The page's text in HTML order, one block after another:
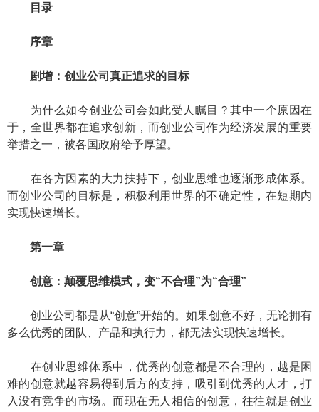
目录
序章
剧增：创业公司真正追求的目标
为什么如今创业公司会如此受人瞩目？其中一个原因在
于，全世界都在追求创新，而创业公司作为经济发展的重要
举措之一，被各国政府给予厚望。
在各方因素的大力扶持下，创业思维也逐渐形成体系。
而创业公司的目标是，积极利用世界的不确定性，在短期内
实现快速增长。
第一章
创意：颠覆思维模式，变“不合理”为“合理”
创业公司都是从“创意”开始的。如果创意不好，无论拥有
多么优秀的团队、产品和执行力，都无法实现快速增长。
在创业思维体系中，优秀的创意都是不合理的，越是困
难的创意就越容易得到后方的支持，吸引到优秀的人才，打
入没有竞争的市场。而现在无人相信的创意，往往就是创业